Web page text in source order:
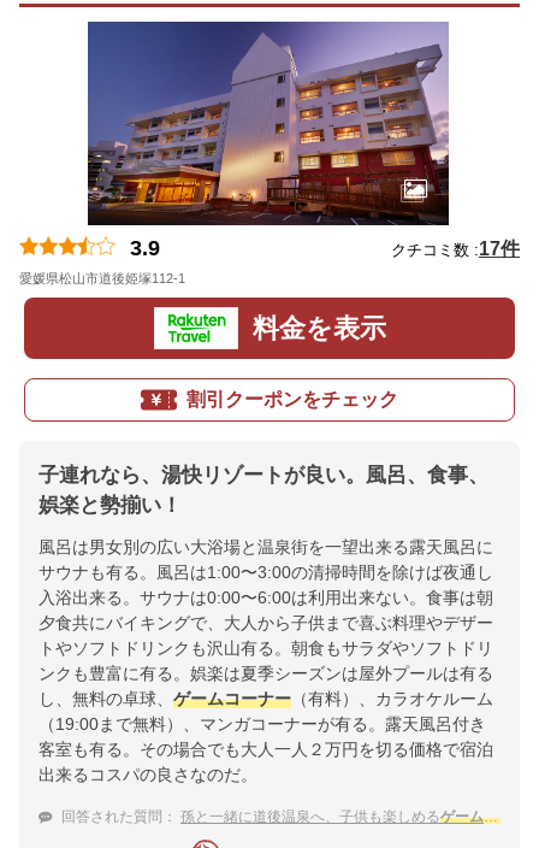
3.9 クチコミ数 :17件
愛媛県松山市道後姫塚112-1
料金を表示
割引クーポンをチェック
子連れなら、湯快リゾートが良い。風呂、食事、
娯楽と勢揃い！
風呂は男女別の広い大浴場と温泉街を一望出来る露天風呂に
サウナも有る。風呂は1:00〜3:00の清掃時間を除けば夜通し
入浴出来る。サウナは0:00〜6:00は利用出来ない。食事は朝
夕食共にバイキングで、大人から子供まで喜ぶ料理やデザー
トやソフトドリンクも沢山有る。朝食もサラダやソフトドリ
ンクも豊富に有る。娯楽は夏季シーズンは屋外プールは有る
し、無料の卓球、 ゲームコーナー （有料）、カラオケルーム
（19:00まで無料）、マンガコーナーが有る。露天風呂付き
客室も有る。その場合でも大人一人２万円を切る価格で宿泊
出来るコスパの良さなのだ。
回答された質問： 孫と一緒に道後温泉へ、子供も楽しめるゲームコーナー